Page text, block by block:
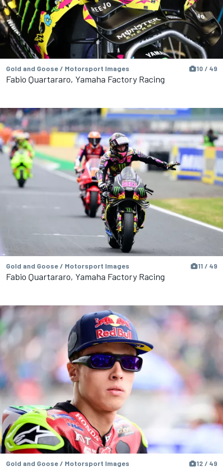
Gold and Goose / Motorsport Images 10 / 49
Fabio Quartararo, Yamaha Factory Racing
Gold and Goose / Motorsport Images 11 / 49
Fabio Quartararo, Yamaha Factory Racing
Gold and Goose / Motorsport Images 12 / 49